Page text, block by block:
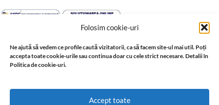
Folosim cookie-uri
Ne ajută să vedem ce profile caută vizitatorii, ca să facem site-ul mai util. Poți
accepta toate cookie-urile sau continua doar cu cele strict necesare. Detalii în
Politica de cookie-uri.
Accept toate
© 2026 Profil Expert. Toate drepturile rezervate. Conținutul acestui
site, inclusiv textele, fotografiile, grafica, documentația și